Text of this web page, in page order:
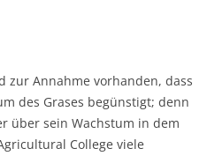
zur Annahme vorhanden, dass
des Grases begünstigt; denn
über sein Wachstum in dem
College viele